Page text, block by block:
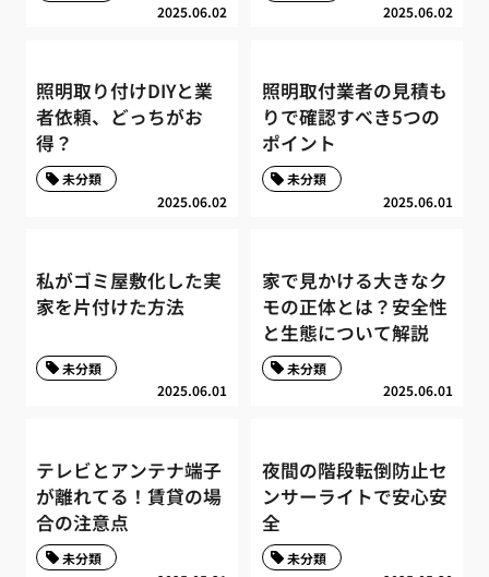
2025.06.02 2025.06.02
照明取り付けDIYと業
者依頼、どっちがお
得？
2025.06.02
未分類
照明取付業者の見積も
りで確認すべき5つの
ポイント
2025.06.01
未分類
私がゴミ屋敷化した実
家を片付けた方法
2025.06.01
未分類
家で見かける大きなク
モの正体とは？安全性
と生態について解説
2025.06.01
未分類
テレビとアンテナ端子
が離れてる！賃貸の場
合の注意点
未分類
夜間の階段転倒防止セ
ンサーライトで安心安
全
未分類